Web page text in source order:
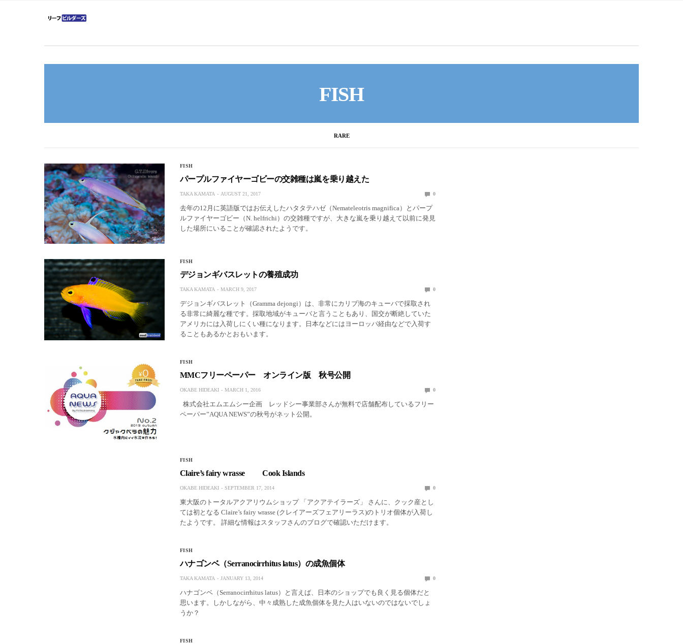
FISH
RARE
FISH
パープルファイヤーゴビーの交雑種は嵐を乗り越えた
TAKA KAMATA AUGUST 21, 2017 0
去年の12月に英語版ではお伝えしたハタタテハゼ（Nemateleotris magnifica）とパープ
ルファイヤーゴビー（N. helfrichi）の交雑種ですが、大きな嵐を乗り越えて以前に発見
した場所にいることが確認されたようです。
FISH
デジョンギバスレットの養殖成功
TAKA KAMATA MARCH 9, 2017 0
デジョンギバスレット（Gramma dejongi）は、非常にカリブ海のキューバで採取され
る非常に綺麗な種です。採取地域がキューバと言うこともあり、国交が断絶していた
アメリカには入荷しにくい種になります。日本などにはヨーロッパ経由などで入荷す
ることもあるかとおもいます。
FISH
MMCフリーペーパー オンライン版 秋号公開
OKABE HIDEAKI MARCH 1, 2016 0
株式会社エムエムシー企画 レッドシー事業部さんが無料で店舗配布しているフリー
ペーパー”AQUA NEWS”の秋号がネット公開。
FISH
Claire’s fairy wrasse Cook Islands
OKABE HIDEAKI SEPTEMBER 17, 2014 0
東大阪のトータルアクアリウムショップ 「アクアテイラーズ」 さんに、クック産とし
ては初となる Claire’s fairy wrasse (クレイアーズフェアリーラス)のトリオ個体が入荷し
たようです。 詳細な情報はスタッフさんのブログで確認いただけます。
FISH
ハナゴンベ（Serranocirrhitus latus）の成魚個体
TAKA KAMATA JANUARY 13, 2014 0
ハナゴンベ（Serranocirrhitus latus）と言えば、日本のショップでも良く見る個体だと
思います。しかしながら、中々成熟した成魚個体を見た人はいないのではないでしょ
うか？
FISH